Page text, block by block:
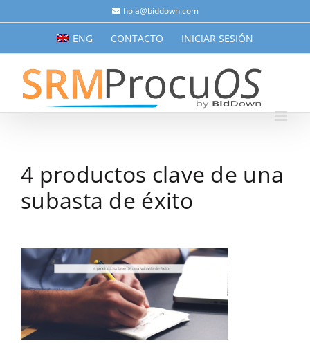
al
hola@biddown.com
ENG CONTACTO INICIAR SESIÓN
4 productos clave de una
subasta de éxito